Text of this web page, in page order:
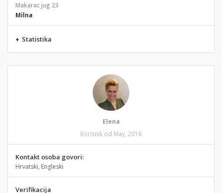
Makarac jug 23
Milna
+ Statistika
Elena
Korisnik od May, 2016
Kontakt osoba govori:
Hrvatski, Engleski
Verifikacija